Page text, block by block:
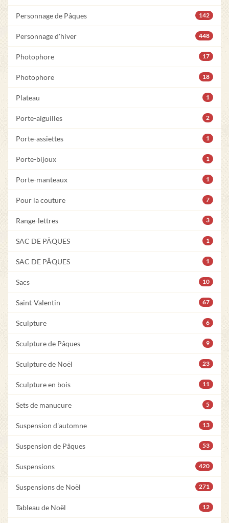
Personnage de Pâques 142
Personnage d'hiver 448
Photophore 17
Photophore 18
Plateau 1
Porte-aiguilles 2
Porte-assiettes 1
Porte-bijoux 1
Porte-manteaux 1
Pour la couture 7
Range-lettres 3
SAC DE PÂQUES 1
SAC DE PÂQUES 1
Sacs 10
Saint-Valentin 67
Sculpture 6
Sculpture de Pâques 9
Sculpture de Noël 23
Sculpture en bois 11
Sets de manucure 5
Suspension d'automne 13
Suspension de Pâques 53
Suspensions 420
Suspensions de Noël 271
Tableau de Noël 12